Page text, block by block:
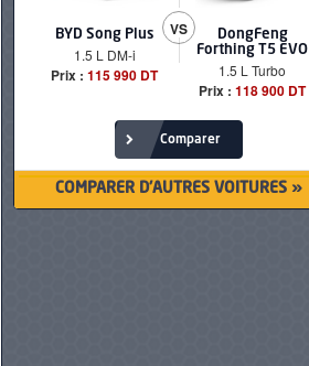
BYD Song Plus
1.5 L DM-i
Prix : 115 990 DT
VS
DongFeng
Forthing T5 EVO
1.5 L Turbo
Prix : 118 900 DT
Comparer
COMPARER D'AUTRES VOITURES »